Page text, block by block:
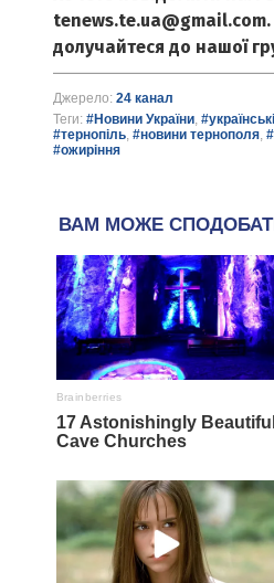
долучайтеся до нашої
Джерело: 24 канал
Теги: #Новини України,
#тернопіль, #новини тернополя,
#ожиріння